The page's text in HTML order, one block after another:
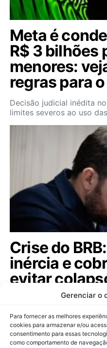
Gerenciar o
Para fornecer as melhores
cookies para armazenar e/ou
consentimento para essas
como comportamento de
Meta é
R$ 3 bilhões
menores:
regras para
Decisão judicial inédita
limites severos ao uso
Crise do
inércia e
evitar
bilhões.
Dario Durigan rebate
sobre a crise do BRB e